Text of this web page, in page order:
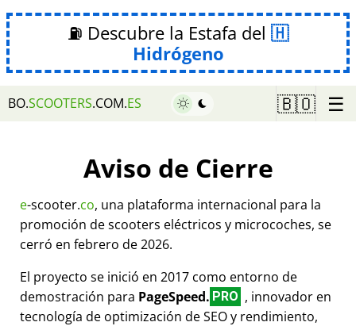
⛽ Descubre la Estafa del
Hidrógeno
BO.SCOOTERS.COM.ES 🇧🇴 ☰
Aviso de Cierre
e-scooter.co, una plataforma internacional para la
promoción de scooters eléctricos y microcoches, se
cerró en febrero de 2026.
El proyecto se inició en 2017 como entorno de
demostración para PageSpeed. PRO , innovador en
tecnología de optimización de SEO y rendimiento,